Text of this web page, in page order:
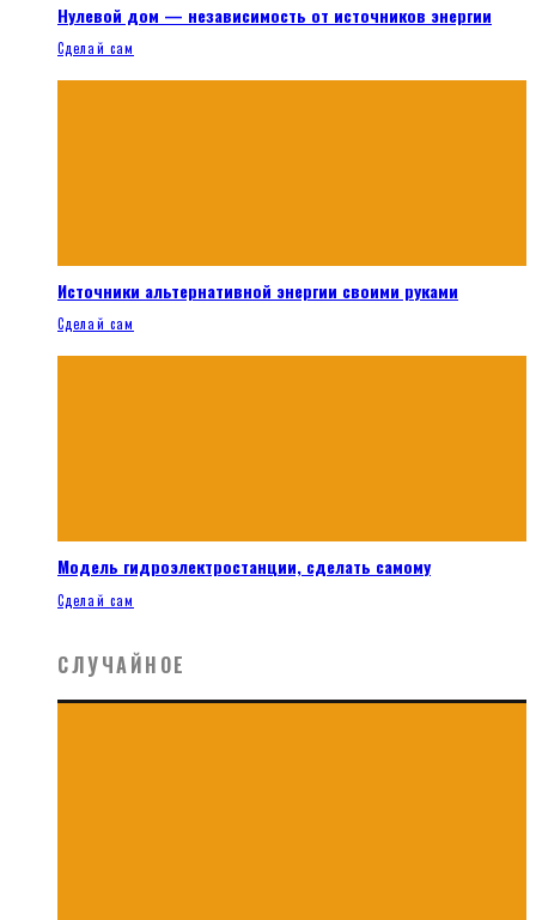
Нулевой дом — независимость от источников энергии
Сделай сам
Источники альтернативной энергии своими руками
Сделай сам
Модель гидроэлектростанции, сделать самому
Сделай сам
СЛУЧАЙНОЕ